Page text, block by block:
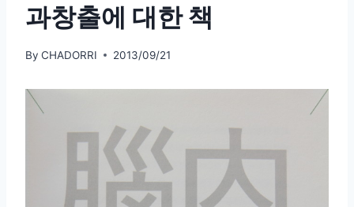
과창출에 대한 책
By CHADORRI 2013/09/21